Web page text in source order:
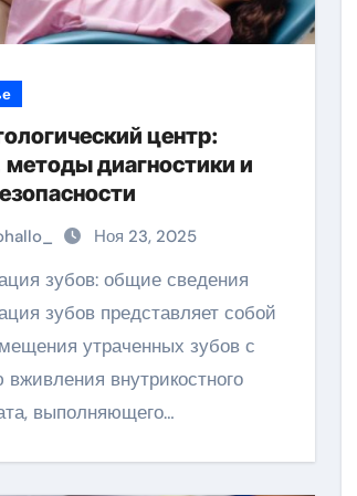
центр:
методы диагностики и
Ноя 23, 2025
зубов представляет собой
утраченных зубов с
внутрикостного
выполняющего…